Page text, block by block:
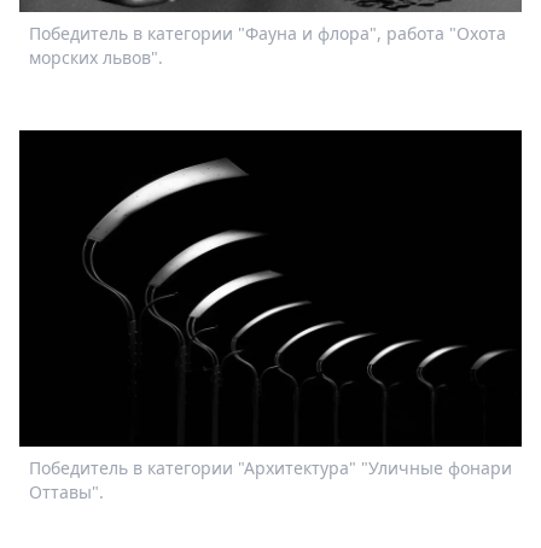
Победитель в категории "Фауна и флора", работа "Охота
морских львов".
Победитель в категории "Архитектура" "Уличные фонари
Оттавы".